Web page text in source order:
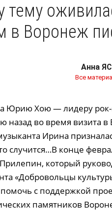
тему
в Воронеж
Анна
Все
Юрию Хою — лидеру рок-
назад во время визита
Ирина
случится…В конце
который
«Добровольцы
с поддержкой
памятников